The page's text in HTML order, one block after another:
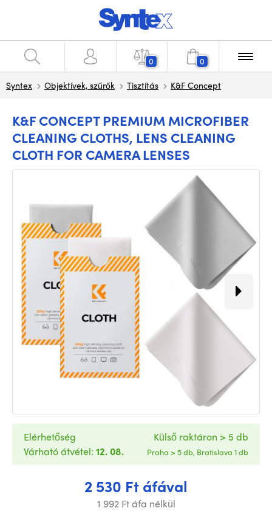
0 0
Syntex Objektívek, szűrők Tisztítás K&F Concept
K&F CONCEPT PREMIUM MICROFIBER
CLEANING CLOTHS, LENS CLEANING
CLOTH FOR CAMERA LENSES
2 530 Ft áfával
1 992 Ft áfa nélkül
Elérhetőség
Várható átvétel: 12. 08.
Külső raktáron > 5 db
Praha > 5 db, Bratislava 1 db